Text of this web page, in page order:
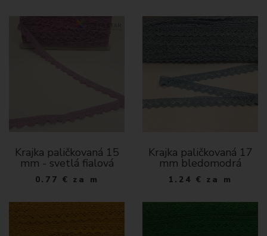
Krajka paličkovaná 15
mm - svetlá fialová
0.77 € za m
Krajka paličkovaná 17
mm bledomodrá
1.24 € za m